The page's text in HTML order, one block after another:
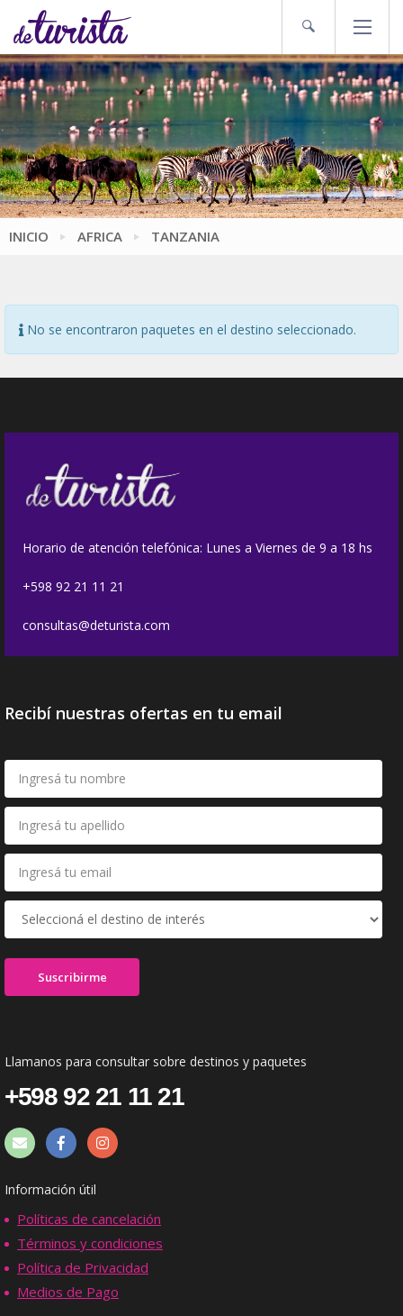
INICIO AFRICA TANZANIA
No se encontraron paquetes en el destino seleccionado.
Horario de atención telefónica: Lunes a Viernes de 9 a 18 hs
+598 92 21 11 21
consultas@deturista.com
Recibí nuestras ofertas en tu email
Llamanos para consultar sobre destinos y paquetes
+598 92 21 11 21
Información útil
Políticas de cancelación
Términos y condiciones
Política de Privacidad
Medios de Pago